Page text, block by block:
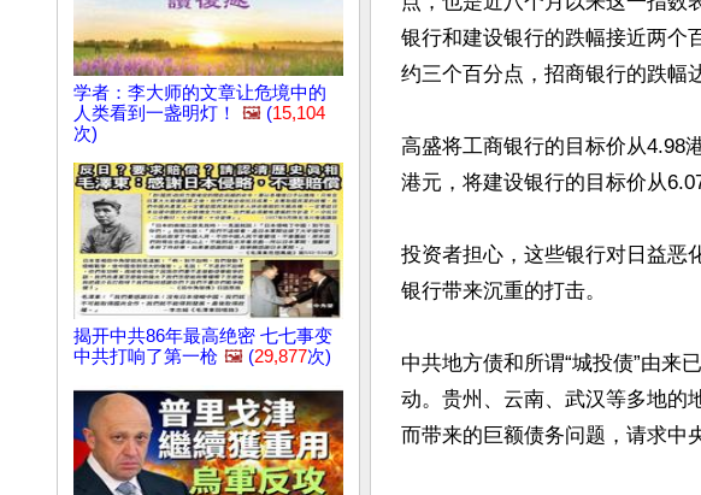
学者：李大师的文章让危境中的
人类看到一盏明灯！
🖼️ (15,104
次)
揭开中共86年最高绝密 七七事变
中共打响了第一枪 🖼️ (29,877次)
银行和建设银行的跌幅接近两个
约三个百分点，招商银行的跌幅
高盛将工商银行的目标价从4.98
港元，将建设银行的目标价从
投资者担心，这些银行对日益恶
银行带来沉重的打击。
中共地方债和所谓“城投债”由来
动。贵州、云南、武汉等多地的
而带来的巨额债务问题，请求中